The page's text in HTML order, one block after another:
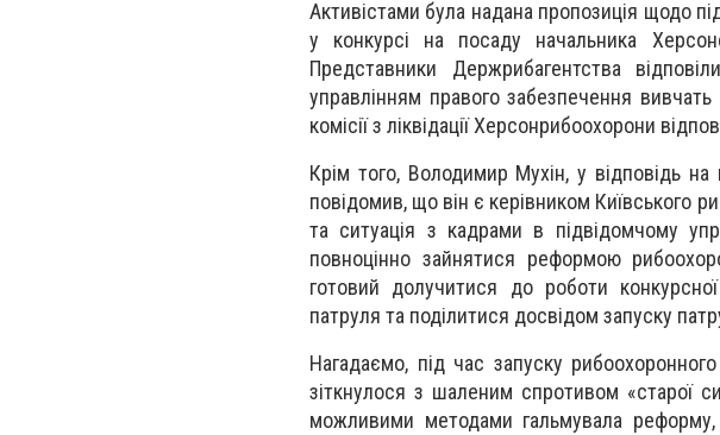
Активістами була надана пропозиція щодо
у конкурсі на посаду начальника
Представники Держрибагентства
управлінням правого забезпечення
комісії з ліквідації Херсонрибоохорони
Крім того, Володимир Мухін, у відповідь
повідомив, що він є керівником Київського
та ситуація з кадрами в підвідомчому
повноцінно зайнятися реформою
готовий долучитися до роботи
патруля та поділитися досвідом запуску
Нагадаємо, під час запуску
зіткнулося з шаленим спротивом «старої
можливими методами гальмувала реформу,